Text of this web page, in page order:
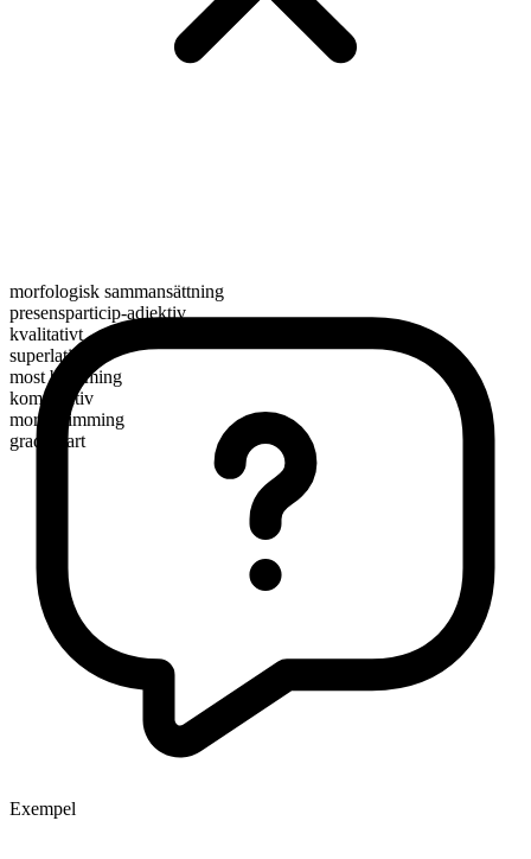
morfologisk sammansättning
presensparticip-adjektiv
kvalitativt
superlativ
most brimming
komparativ
more brimming
graderbart
Exempel